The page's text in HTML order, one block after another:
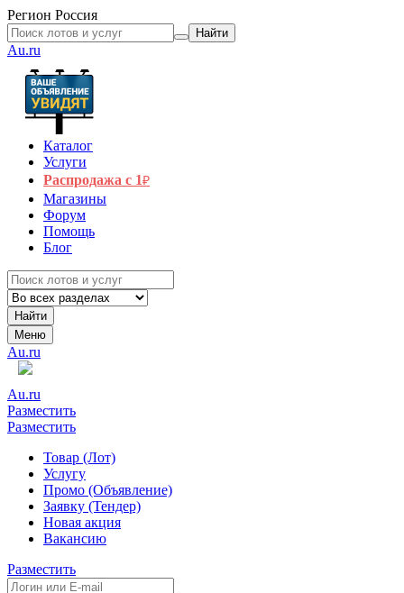
Регион Россия
Найти
Au.ru
Каталог
Услуги
Распродажа с 1₽
Магазины
Форум
Помощь
Блог
Найти
Меню
Au.ru
Au.ru
Разместить
Разместить
Товар (Лот)
Услугу
Промо (Объявление)
Заявку (Тендер)
Новая акция
Вакансию
Разместить